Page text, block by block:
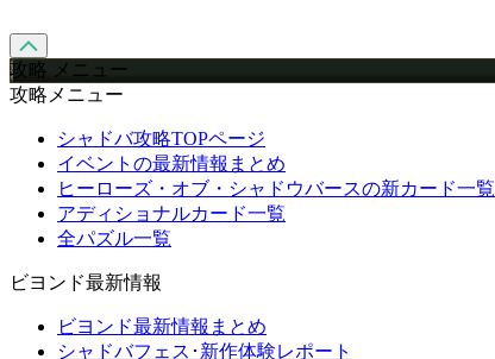
攻略 メニュー
攻略メニュー
シャドバ攻略TOPページ
イベントの最新情報まとめ
ヒーローズ・オブ・シャドウバースの新カード一覧
アディショナルカード一覧
全パズル一覧
ビヨンド最新情報
ビヨンド最新情報まとめ
シャドバフェス･新作体験レポート